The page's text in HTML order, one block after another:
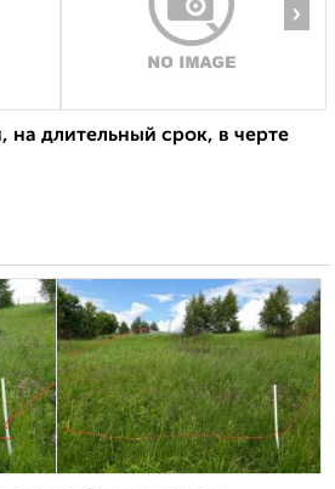
›
длительный срок, в черте